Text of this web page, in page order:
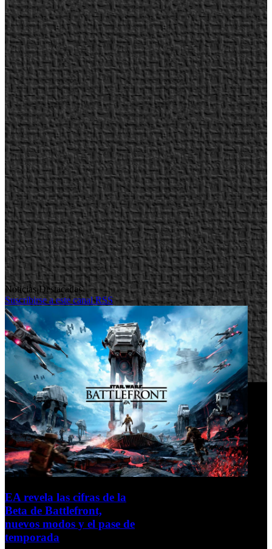
Noticias Destacadas
Suscribirse a este canal RSS
EA revela las cifras de la
Beta de Battlefront,
nuevos modos y el pase de
temporada